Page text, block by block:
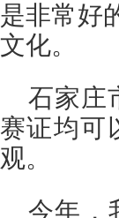
是非常好
文化。
石家庄
赛证均可
观。
今年，